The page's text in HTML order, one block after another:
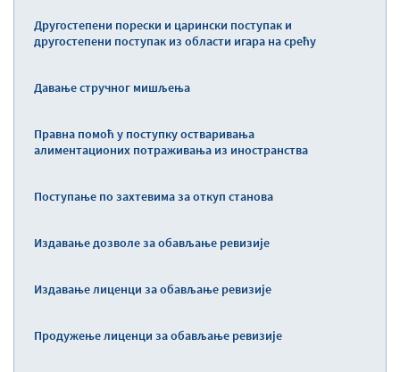
Другостепени порески и царински поступак и
другостепени поступак из области игара на срећу
Давање стручног мишљења
Правна помоћ у поступку остваривања
алиментационих потраживања из иностранства
Поступање по захтевима за откуп станова
Издавање дозволе за обављање ревизије
Издавање лиценци за обављање ревизије
Продужење лиценци за обављање ревизије